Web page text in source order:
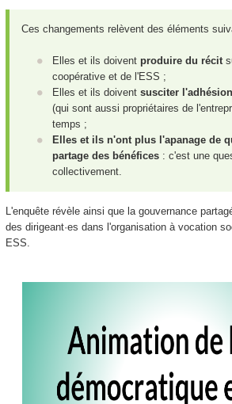
Ces changements relèvent des éléments
Elles et ils doivent produire du récit
coopérative et de l'ESS ;
Elles et ils doivent susciter
(qui sont aussi propriétaires de
temps ;
Elles et ils n'ont plus l'apanage de
partage des bénéfices : c'est une
collectivement.
L'enquête révèle ainsi que la gouvernance
des dirigeant·es dans l'organisation à vocation
ESS.